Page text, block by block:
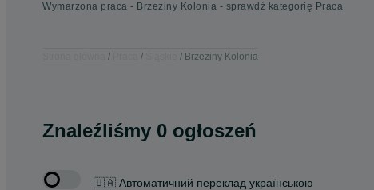
Wymarzona praca - Brzeziny Kolonia - sprawdź kategorię Praca
Brzeziny Kolonia
Znaleźliśmy 0 ogłoszeń
🇺🇦 Автоматичний переклад українською